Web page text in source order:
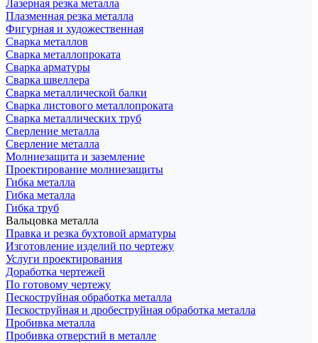
Лазерная резка металла
Плазменная резка металла
Фигурная и художественная
Сварка металлов
Сварка металлопроката
Сварка арматуры
Сварка швеллера
Сварка металлической балки
Сварка листового металлопроката
Сварка металлических труб
Сверление металла
Сверление металла
Молниезащита и заземление
Проектирование молниезащиты
Гибка металла
Гибка металла
Гибка труб
Вальцовка металла
Правка и резка бухтовой арматуры
Изготовление изделий по чертежу
Услуги проектирования
Доработка чертежей
По готовому чертежу
Пескоструйная обработка металла
Пескоструйная и дробеструйная обработка металла
Пробивка металла
Пробивка отверстий в металле